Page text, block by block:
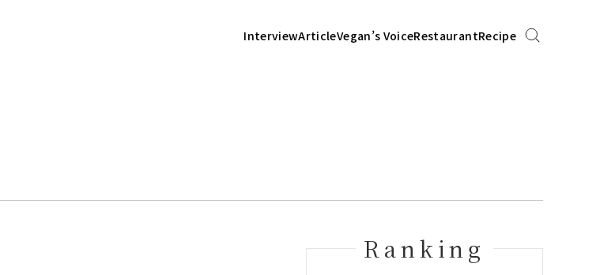
InterviewArticleVegan’s VoiceRestaurantRecipe
Ranking